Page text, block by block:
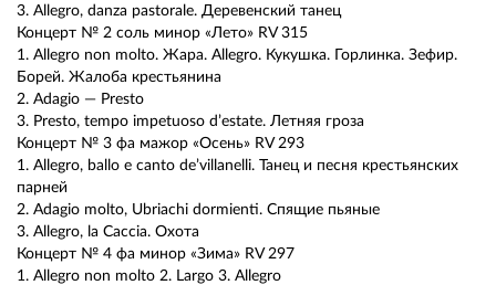
3. Allegro, danza pastorale. Деревенский танец
Концерт № 2 соль минор «Лето» RV 315
1. Allegro non molto. Жара. Allegro. Кукушка. Горлинка. Зефир.
Борей. Жалоба крестьянина
2. Adagio — Presto
3. Presto, tempo impetuoso d’estate. Летняя гроза
Концерт № 3 фа мажор «Осень» RV 293
1. Allegro, ballo e canto de’villanelli. Танец и песня крестьянских
парней
2. Adagio molto, Ubriachi dormienti. Спящие пьяные
3. Allegro, la Caccia. Охота
Концерт № 4 фа минор «Зима» RV 297
1. Allegro non molto 2. Largo 3. Allegro